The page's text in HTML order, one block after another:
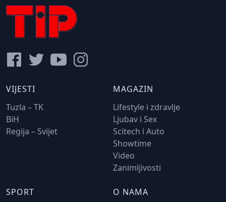
VIJESTI
Tuzla – TK
BiH
Regija – Svijet
MAGAZIN
Lifestyle i zdravlje
Ljubav i Sex
Scitech i Auto
Showtime
Video
Zanimljivosti
SPORT O NAMA